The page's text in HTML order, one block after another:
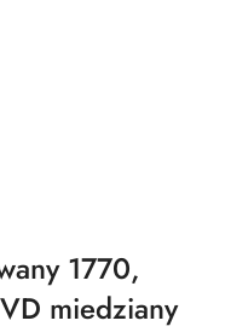
1770,
miedziany